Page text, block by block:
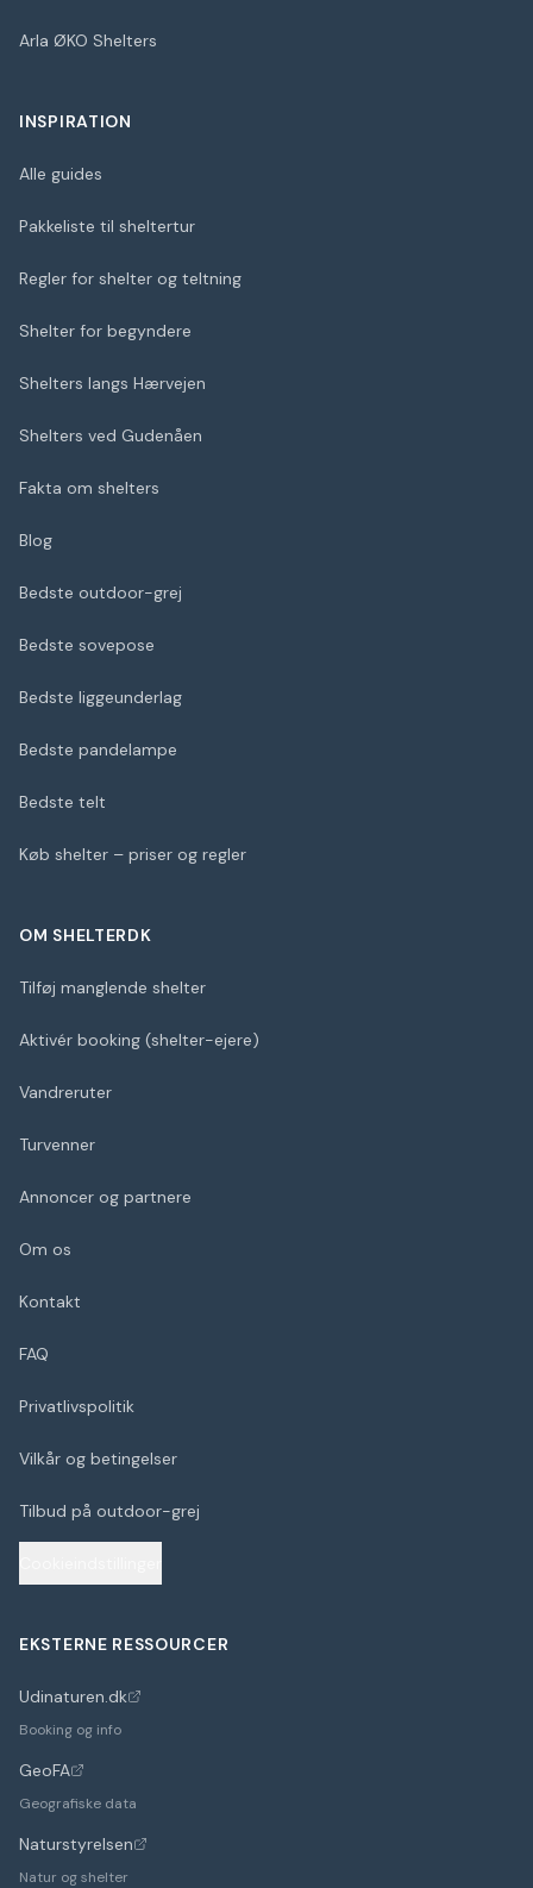
Arla ØKO Shelters
INSPIRATION
Alle guides
Pakkeliste til sheltertur
Regler for shelter og teltning
Shelter for begyndere
Shelters langs Hærvejen
Shelters ved Gudenåen
Fakta om shelters
Blog
Bedste outdoor-grej
Bedste sovepose
Bedste liggeunderlag
Bedste pandelampe
Bedste telt
Køb shelter – priser og regler
OM SHELTERDK
Tilføj manglende shelter
Aktivér booking (shelter-ejere)
Vandreruter
Turvenner
Annoncer og partnere
Om os
Kontakt
FAQ
Privatlivspolitik
Vilkår og betingelser
Tilbud på outdoor-grej
EKSTERNE RESSOURCER
Udinaturen.dk
(åbner i nyt faneblad)
Booking og info
GeoFA
(åbner i nyt faneblad)
Geografiske data
Naturstyrelsen
(åbner i nyt faneblad)
Natur og shelter